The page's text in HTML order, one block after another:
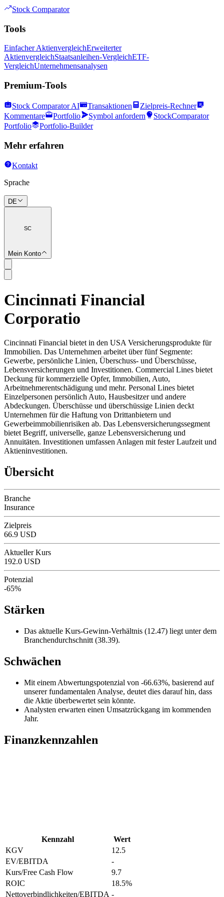
Stock Comparator
Tools
Einfacher AktienvergleichErweiterter
AktienvergleichStaatsanleihen-VergleichETF-
VergleichUnternehmensanalysen
Premium-Tools
Stock Comparator AI Transaktionen
Zielpreis-Rechner
Kommentare
Portfolio Symbol anfordern
StockComparator
Portfolio
Portfolio-Builder
Mehr erfahren
Kontakt
Sprache
DE
SC
Mein Konto
SC
Cincinnati Financial
Corporatio
Cincinnati Financial bietet in den USA Versicherungsprodukte für
Immobilien. Das Unternehmen arbeitet über fünf Segmente:
Gewerbe, persönliche Linien, Überschuss- und Überschüsse,
Lebensversicherungen und Investitionen. Commercial Lines bietet
Deckung für kommerzielle Opfer, Immobilien, Auto,
Arbeitnehmerentschädigung und mehr. Personal Lines bietet
Einzelpersonen persönlich Auto, Hausbesitzer und andere
Abdeckungen. Überschüsse und überschüssige Linien deckt
Unternehmen für die Haftung von Drittanbietern und
Gewerbeimmobilienrisiken ab. Das Lebensversicherungssegment
bietet Begriff, universelle, ganze Lebensversicherung und
Annuitäten. Investitionen umfassen Anlagen mit fester Laufzeit und
Aktieninvestitionen.
Übersicht
Branche
Insurance
Zielpreis
66.9 USD
Aktueller Kurs
192.0 USD
Potenzial
-65%
Stärken
Das aktuelle Kurs-Gewinn-Verhältnis (12.47) liegt unter dem
Branchendurchschnitt (38.39).
Schwächen
Mit einem Abwertungspotenzial von -66.63%, basierend auf
unserer fundamentalen Analyse, deutet dies darauf hin, dass
die Aktie überbewertet sein könnte.
Analysten erwarten einen Umsatzrückgang im kommenden
Jahr.
Finanzkennzahlen
Kennzahl
Wert
KGV
12.5
EV/EBITDA
-
Kurs/Free Cash Flow
9.7
ROIC
18.5%
Nettoverbindlichkeiten/EBITDA -